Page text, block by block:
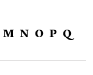
M N O P Q